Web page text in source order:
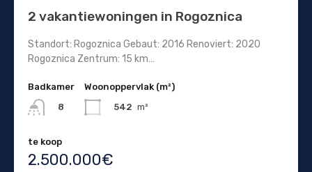
2 vakantiewoningen in Rogoznica
Standort: Rogoznica Gebaut: 2016 Renoviert: 2020
Rogoznica Zentrum: 15 km…
Badkamer
8
Woonoppervlak (m²)
542 m²
te koop
2.500.000€